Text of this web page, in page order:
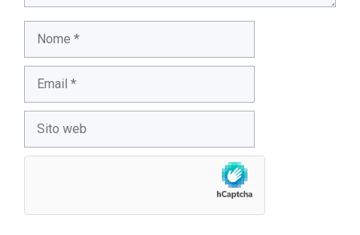
web